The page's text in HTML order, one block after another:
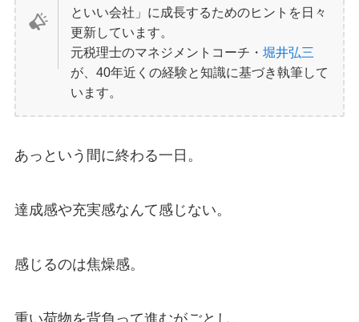
といい会社」に成長するためのヒントを日々
更新しています。
元税理士のマネジメントコーチ・堀井弘三
が、40年近くの経験と知識に基づき執筆して
います。
あっという間に終わる一日。
達成感や充実感なんて感じない。
感じるのは焦燥感。
重い荷物を背負って進むがごとし。